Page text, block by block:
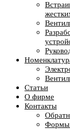
Статьи
О фирме
Контакты
Формы